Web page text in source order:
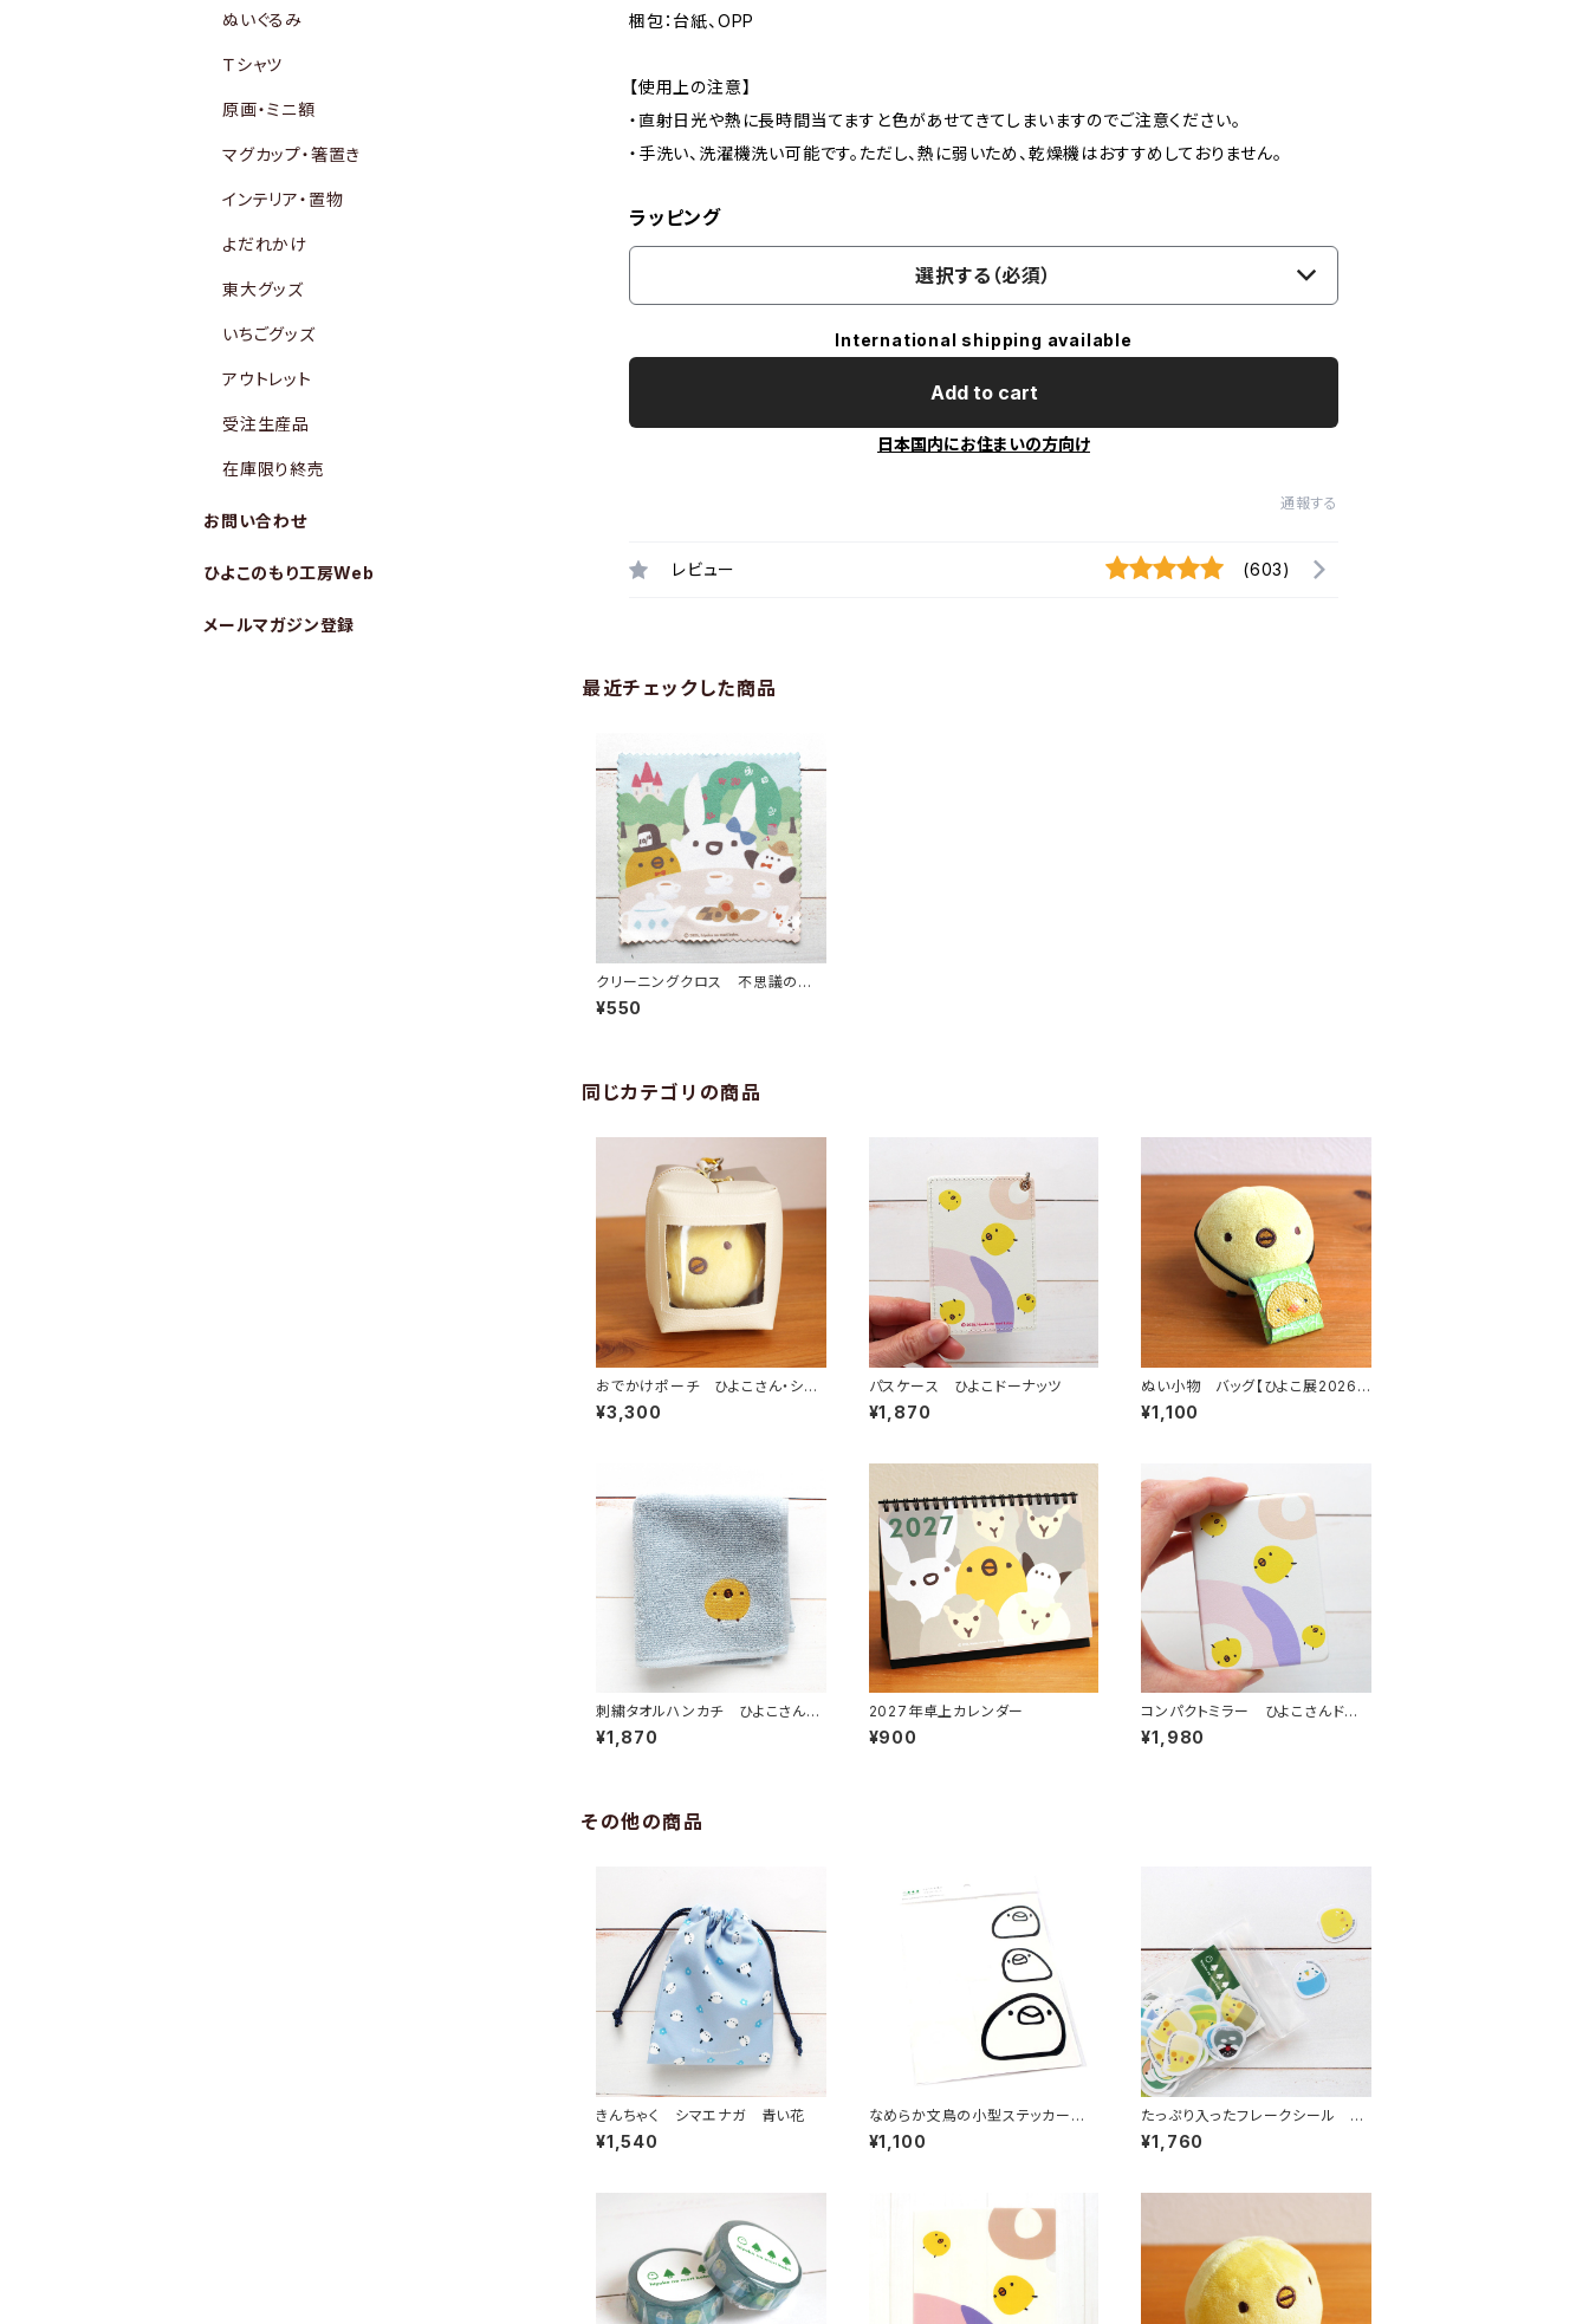
梱包：台紙、OPP
【使用上の注意】
・直射日光や熱に長時間当てますと色があせてきてしまいますのでご注意ください。
・手洗い、洗濯機洗い可能です。ただし、熱に弱いため、乾燥機はおすすめしておりません。
ラッピング
選択する（必須）
International shipping available
Add to cart
日本国内にお住まいの方向け
通報する
レビュー (603)
最近チェックした商品
クリーニングクロス 不思議の国
のアリス（2026年限定柄）
¥550
同じカテゴリの商品
おでかけポーチ ひよこさん・シマ
エナガ
¥3,300
パスケース ひよこドーナッツ
¥1,870
ぬい小物 バッグ【ひよこ展2026コ
ラボ作品 まげつぶ村さん】
¥1,100
刺繍タオルハンカチ ひよこさん（2
026年版）
¥1,870
2027年卓上カレンダー
¥900
コンパクトミラー ひよこさんドー
ナツ
¥1,980
その他の商品
きんちゃく シマエナガ 青い花
¥1,540
なめらか文鳥の小型ステッカーセッ
ト
¥1,100
たっぷり入ったフレークシール オ
ールスター クリア
¥1,760
ぬいぐるみ
Ｔシャツ
原画・ミニ額
マグカップ・箸置き
インテリア・置物
よだれかけ
東大グッズ
いちごグッズ
アウトレット
受注生産品
在庫限り終売
お問い合わせ
ひよこのもり工房Web
メールマガジン登録